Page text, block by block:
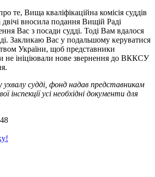
те, Вища кваліфікаційна комісія суддів
вносила подання Вищій Раді
Вас з посади судді. Тоді Вам вдалося
Закликаю Вас у подальшому керуватися
України, щоб представники
не ініціювали нове звернення до ВККСУ
ухвалу судді, фонд надав представникам
інспекції усі необхідні документи для